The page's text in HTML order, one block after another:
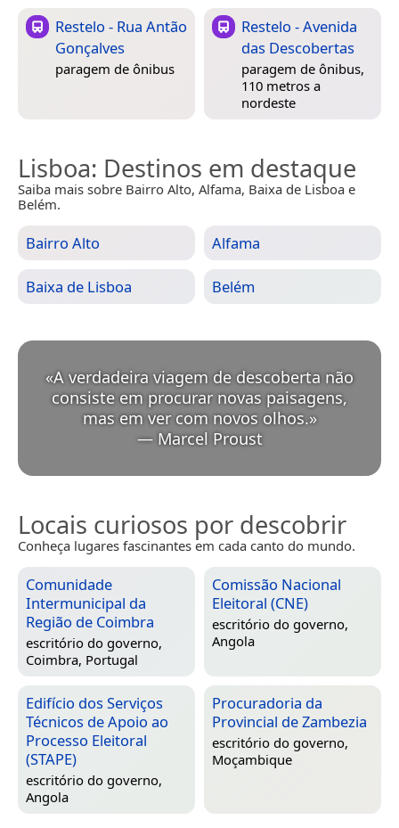
Restelo - Rua Antão
Gonçalves
paragem de ônibus
Restelo - Avenida
das Descobertas
paragem de ônibus,
110 metros a
nordeste
Lisboa: Destinos em destaque
Saiba mais sobre Bairro Alto, Alfama, Baixa de Lisboa e
Belém.
Bairro Alto Alfama
Baixa de Lisboa Belém
«A verdadeira viagem de descoberta não
consiste em procurar novas paisagens,
mas em ver com novos olhos. »
— Marcel Proust
Locais curiosos por descobrir
Conheça lugares fascinantes em cada canto do mundo.
Comunidade
Intermunicipal da
Região de Coimbra
escritório do governo,
Coimbra, Portugal
Comissão Nacional
Eleitoral (CNE)
escritório do governo,
Angola
Edifício dos Serviços
Técnicos de Apoio ao
Processo Eleitoral
(STAPE)
escritório do governo,
Angola
Procuradoria da
Provincial de Zambezia
escritório do governo,
Moçambique